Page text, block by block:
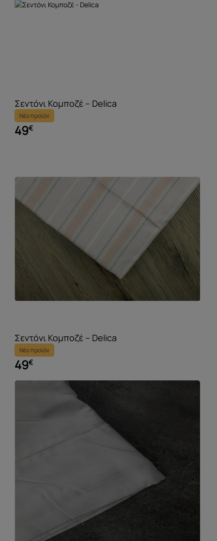
Σεντόνι Κομποζέ – Delica
Νέο προϊόν
49€
Σεντόνι Κομποζέ – Delica
Νέο προϊόν
49€